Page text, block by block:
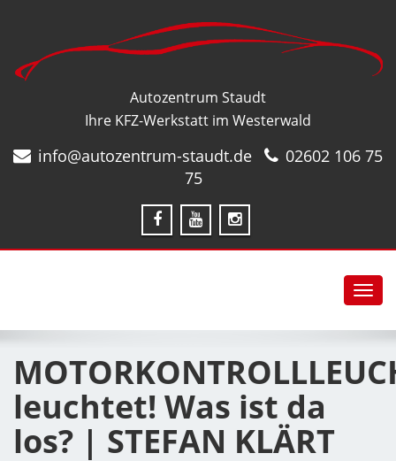
Autozentrum Staudt
Ihre KFZ-Werkstatt im Westerwald
info@autozentrum-staudt.de
02602 106 75
75
leuchtet! Was ist da
los? | STEFAN KLÄRT